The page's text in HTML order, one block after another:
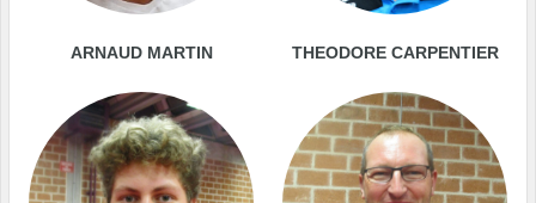
ARNAUD MARTIN THEODORE CARPENTIER